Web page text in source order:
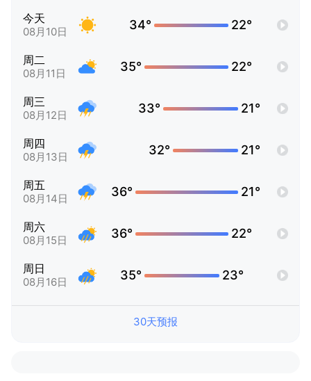
今天
08月10日 34° 22°
周二
08月11日 35° 22°
周三
08月12日 33° 21°
周四
08月13日 32° 21°
周五
08月14日 36° 21°
周六
08月15日 36° 22°
周日
08月16日 35° 23°
30天预报